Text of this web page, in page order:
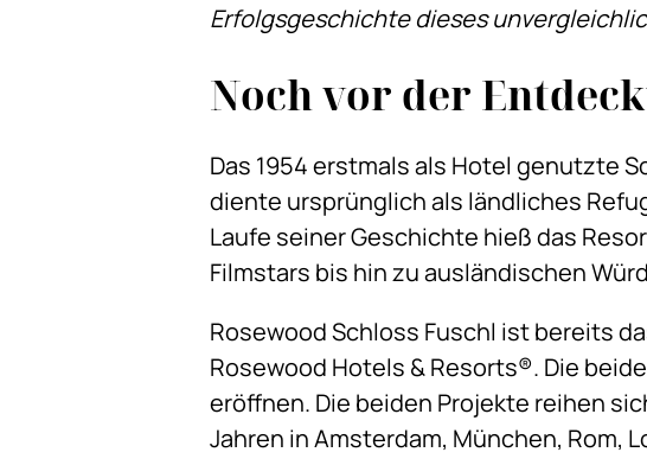
Erfolgsgeschichte dieses
Noch vor der
Das 1954 erstmals als Hotel genutzte
diente ursprünglich als ländliches
Laufe seiner Geschichte hieß das
Filmstars bis hin zu ausländischen
Rosewood Schloss Fuschl ist bereits
Rosewood Hotels & Resorts®. Die
eröffnen. Die beiden Projekte reihen
Jahren in Amsterdam, München, Rom,